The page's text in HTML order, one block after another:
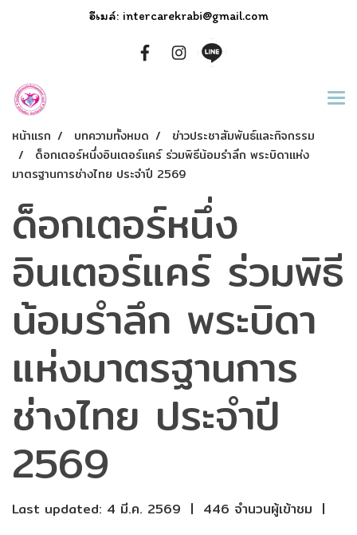
อีเมล์: intercarekrabi@gmail.com
หน้าแรก บทความทั้งหมด
ข่าวประชาสัมพันธ์และกิจกรรม
ด็อกเตอร์หนึ่งอินเตอร์แคร์ ร่วมพิธีน้อมรำลึก พระบิดาแห่ง
มาตรฐานการช่างไทย ประจำปี 2569
ด็อกเตอร์หนึ่ง
อินเตอร์แคร์ ร่วมพิธี
น้อมรำลึก พระบิดา
แห่งมาตรฐานการ
ช่างไทย ประจำปี
2569
Last updated: 4 มี.ค. 2569 | 446 จำนวนผู้เข้าชม |